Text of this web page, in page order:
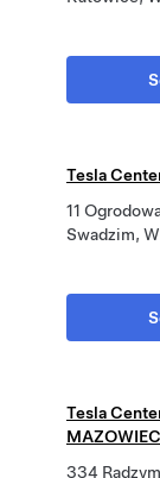
Tesla
11
Swadzim,
Tesla
334